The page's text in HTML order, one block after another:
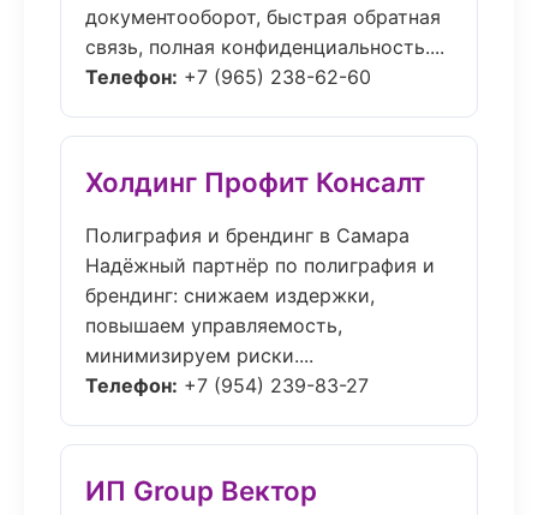
документооборот, быстрая обратная
связь, полная конфиденциальность....
Телефон: +7 (965) 238-62-60
Холдинг Профит Консалт
Полиграфия и брендинг в Самара
Надёжный партнёр по полиграфия и
брендинг: снижаем издержки,
повышаем управляемость,
минимизируем риски....
Телефон: +7 (954) 239-83-27
ИП Group Вектор